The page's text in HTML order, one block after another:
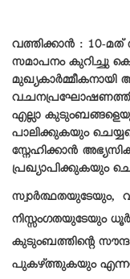
വത്തിക്കാൻ : 10-
സമാപനം കുറിച്ചു
മുഖ്യകാർമ്മീകനായി
എല്ലാ
പാലിക്കുകയും
സ്നേഹിക്കാൻ
പ്രഖ്യാപിക്കുകയും
സ്വാർത്ഥതയുടേയും,
നിസ്സംഗതയുടേയും
കുടുംബത്തിന്റെ
പുകഴ്ത്തുകയും